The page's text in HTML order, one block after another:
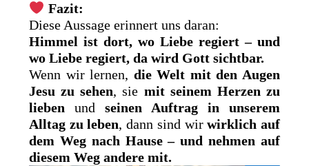
Fazit:
Diese Aussage erinnert uns daran:
Himmel ist dort, wo Liebe regiert – und
wo Liebe regiert, da wird Gott sichtbar.
Wenn wir lernen, die Welt mit den Augen
Jesu zu sehen, sie mit seinem Herzen zu
lieben undseinen Auftrag in unserem
Alltag zu leben, dann sind wirwirklich auf
dem Weg nach Hause – und nehmen auf
diesem Weg andere mit.